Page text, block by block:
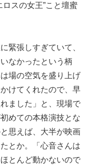
スの女王”こと壇蜜
緊張しすぎていて、
なかったという柄
場の空気を盛り上げ
けてくれたので、早
ました」と、現場で
めての本格演技とな
思えば、大半が映画
とか。「心音さんは
とんど動かないので